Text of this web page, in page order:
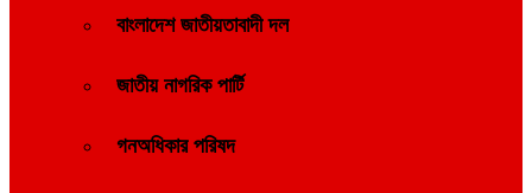
বাংলাদেশ জাতীয়তাবাদী দল
জাতীয় নাগরিক পার্টি
গনঅধিকার পরিষদ